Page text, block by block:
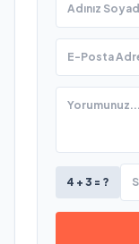
4 + 3 = ?